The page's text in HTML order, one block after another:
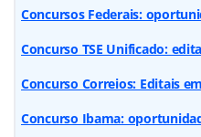
Concursos Federais:
Concurso TSE Unificado:
Concurso Correios: Editais
Concurso Ibama: